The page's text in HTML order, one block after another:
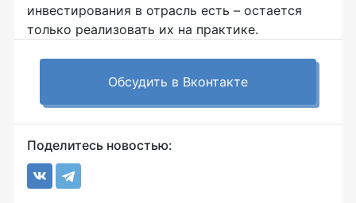
инвестирования в отрасль есть – остается
только реализовать их на практике.
Обсудить в Вконтакте
Поделитесь новостью: